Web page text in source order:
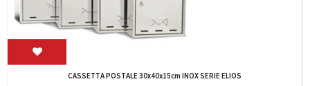
CASSETTA POSTALE 30x40x15cm INOX SERIE ELIOS